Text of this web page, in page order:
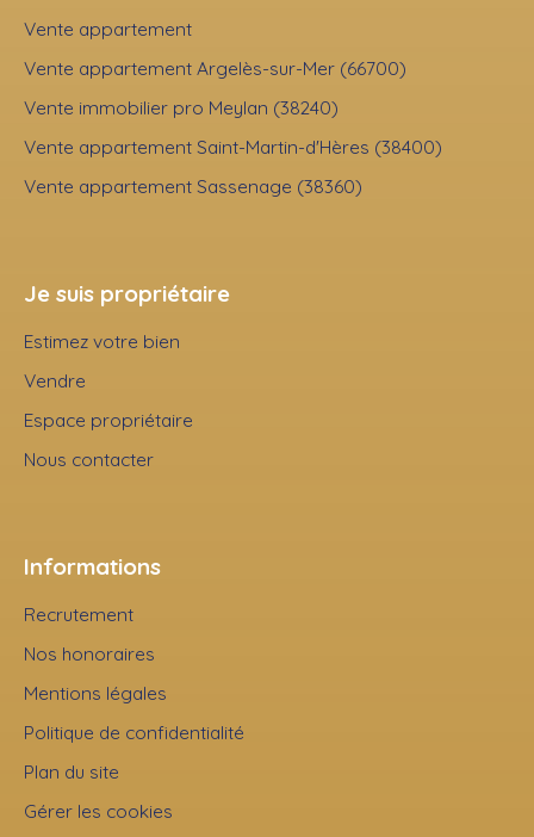
Vente appartement
Vente appartement Argelès-sur-Mer (66700)
Vente immobilier pro Meylan (38240)
Vente appartement Saint-Martin-d'Hères (38400)
Vente appartement Sassenage (38360)
Je suis propriétaire
Estimez votre bien
Vendre
Espace propriétaire
Nous contacter
Informations
Recrutement
Nos honoraires
Mentions légales
Politique de confidentialité
Plan du site
Gérer les cookies